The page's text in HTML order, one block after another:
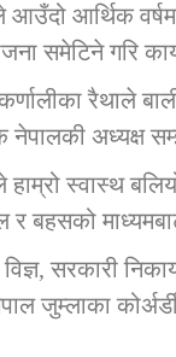
सन्देशआर्थिक
समेटिने गरि
रैथाले
नेपालकी अध्यक्ष
हाम्रो स्वास्थ
बहसको
सरकारी
जुम्लाका